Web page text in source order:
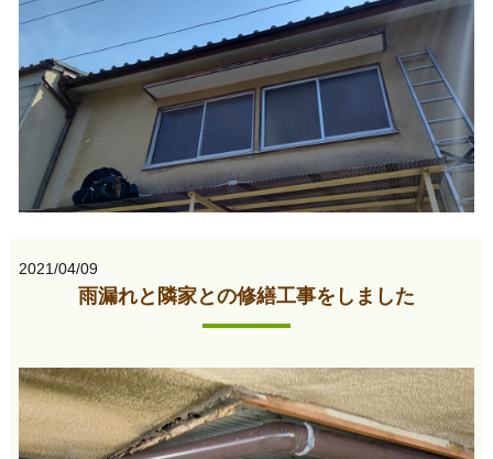
2021/04/09
雨漏れと隣家との修繕工事をしました